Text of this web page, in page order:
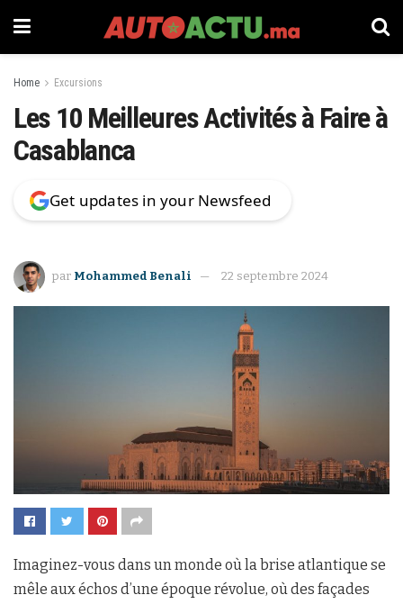
Home Excursions
Les 10 Meilleures Activités à Faire à
Casablanca
Get updates in your Newsfeed
par Mohammed Benali 22 septembre 2024
Imaginez-vous dans un monde où la brise atlantique se
mêle aux échos d’une époque révolue, où des façades